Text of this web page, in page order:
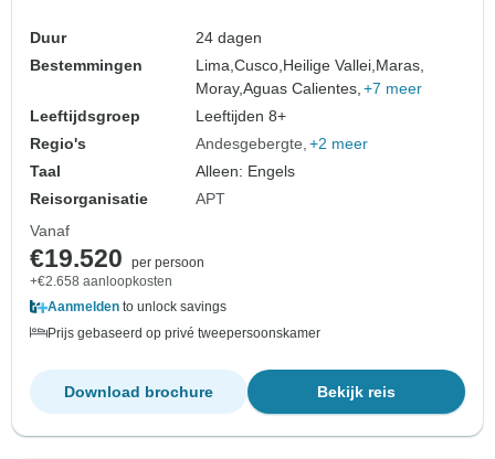
Duur
24 dagen
Bestemmingen
Lima,Cusco, Heilige Vallei, Maras,
Moray,Aguas Calientes, +7 meer
Leeftijdsgroep
Leeftijden 8+
Regio's
Andesgebergte +2 meer
Taal
Alleen: Engels
Reisorganisatie
APT
Vanaf
€19.520
per persoon
+€2.658 aanloopkosten
Aanmelden to unlock savings
Prijs gebaseerd op privé tweepersoonskamer
Bekijk reis
Download brochure